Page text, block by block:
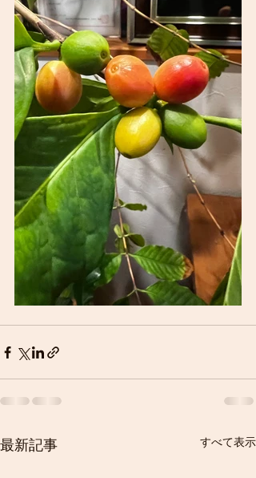
最新記事 すべて表示